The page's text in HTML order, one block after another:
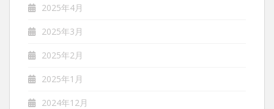
2025年4月
2025年3月
2025年2月
2025年1月
2024年12月